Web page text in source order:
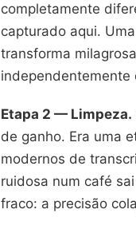
completamente
capturado aqui.
transforma
independentemente
Etapa 2 — Limpeza.
de ganho. Era uma
modernos de
ruidosa num café
fraco: a precisão